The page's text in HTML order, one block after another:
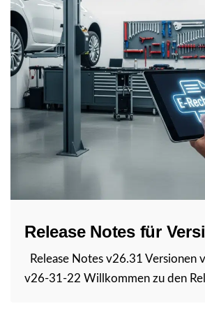
Release Notes für
Release Notes v26.31 Versionen
v26-31-22 Willkommen zu den